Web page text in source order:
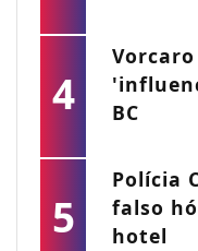
4
BC
5
Polícia
falso
hotel